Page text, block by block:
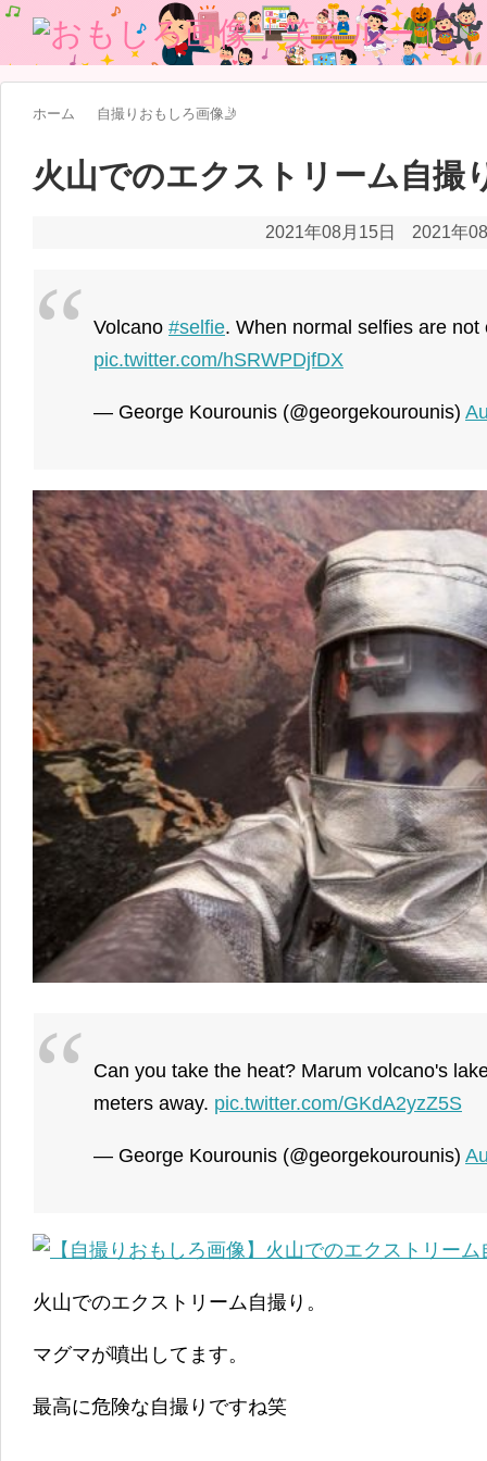
ホーム 自撮りおもしろ画像🤳
火山でのエクストリーム自撮
2021年08月15日 2021年
Volcano #selfie. When normal selfies are not
pic.twitter.com/hSRWPDjfDX
— George Kourounis (@georgekourounis)
Can you take the heat? Marum volcano's
meters away. pic.twitter.com/GKdA2yzZ5S
— George Kourounis (@georgekourounis)
火山でのエクストリーム自撮り。
マグマが噴出してます。
最高に危険な自撮りですね笑